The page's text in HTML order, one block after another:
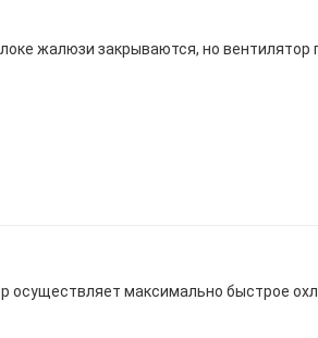
жалюзи закрываются, но вентилятор
осуществляет максимально быстрое